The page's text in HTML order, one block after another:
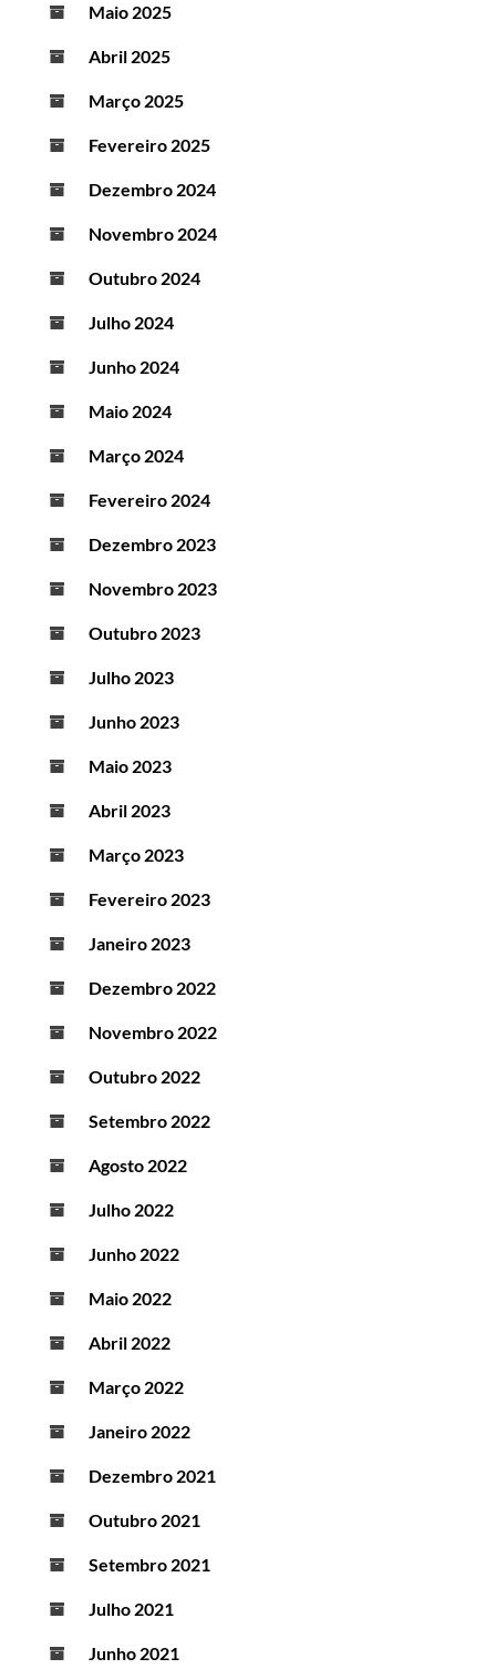
Maio 2025
Abril 2025
Março 2025
Fevereiro 2025
Dezembro 2024
Novembro 2024
Outubro 2024
Julho 2024
Junho 2024
Maio 2024
Março 2024
Fevereiro 2024
Dezembro 2023
Novembro 2023
Outubro 2023
Julho 2023
Junho 2023
Maio 2023
Abril 2023
Março 2023
Fevereiro 2023
Janeiro 2023
Dezembro 2022
Novembro 2022
Outubro 2022
Setembro 2022
Agosto 2022
Julho 2022
Junho 2022
Maio 2022
Abril 2022
Março 2022
Janeiro 2022
Dezembro 2021
Outubro 2021
Setembro 2021
Julho 2021
Junho 2021